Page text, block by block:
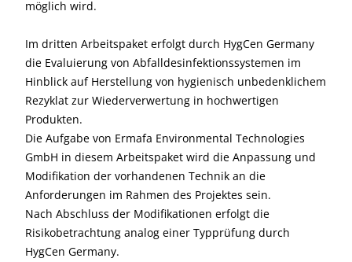
möglich wird.
Im dritten Arbeitspaket erfolgt durch HygCen Germany
die Evaluierung von Abfalldesinfektionssystemen im
Hinblick auf Herstellung von hygienisch unbedenklichem
Rezyklat zur Wiederverwertung in hochwertigen
Produkten.
Die Aufgabe von Ermafa Environmental Technologies
GmbH in diesem Arbeitspaket wird die Anpassung und
Modifikation der vorhandenen Technik an die
Anforderungen im Rahmen des Projektes sein.
Nach Abschluss der Modifikationen erfolgt die
Risikobetrachtung analog einer Typprüfung durch
HygCen Germany.